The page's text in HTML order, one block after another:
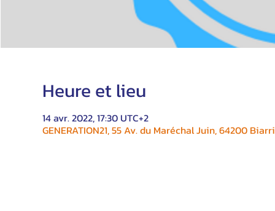
Heure et lieu
14 avr. 2022, 17:30 UTC+2
GENERATION21, 55 Av. du Maréchal Juin, 64200